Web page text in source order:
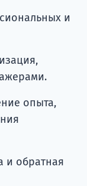
и
опыта,
и обратная